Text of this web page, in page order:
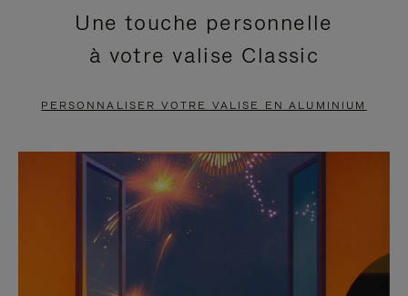
EN
PAUSE,
APPUYEZ
POUR
METTRE
VIDÉO
EST
DÉSACTIVÉ.
CLIQUER
POUR
RÉACTIVER
LE
Une touche personnelle
à votre valise Classic
PERSONNALISER VOTRE VALISE EN ALUMINIUM